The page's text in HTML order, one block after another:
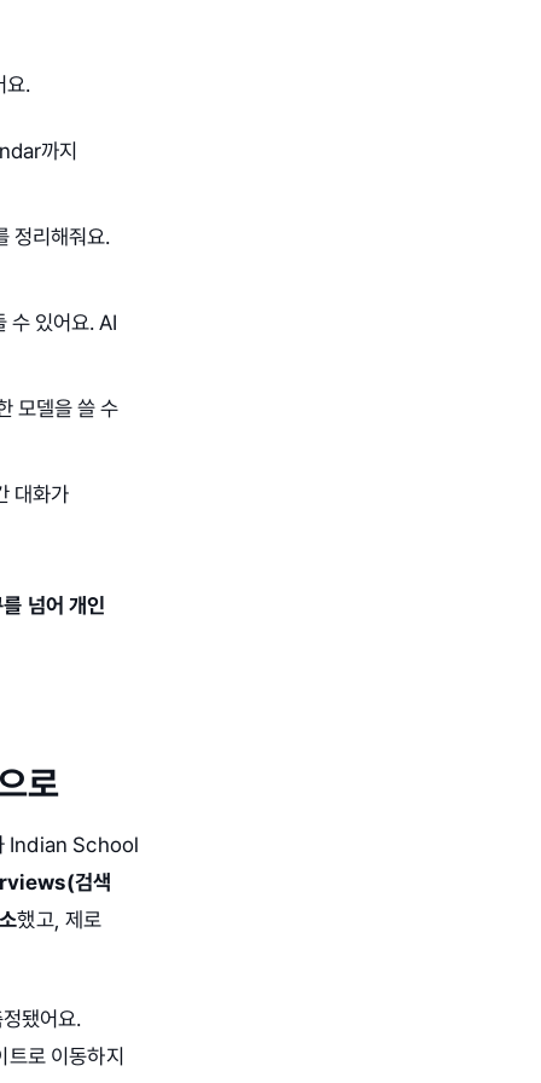
요.
까지
정리해줘요.
수 있어요. AI
모델을 쓸 수
대화가
넘어 개인
로
Indian School
검색
했고, 제로
됐어요.
로 이동하지